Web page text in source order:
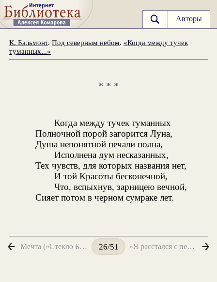
Авторы
К. Бальмонт.Под северным небом. «Когда между тучек
туманных...»
* * *
Когда между тучек туманных
Полночной порой загорится Луна,
Душа непонятной печали полна,
Исполнена дум несказанных,
Тех чувств, для которых названия нет,
И той Красоты бесконечной,
Что, вспыхнув, зарницею вечной,
Сияет потом в черном сумраке лет.
Мечта («Стекло Балтийских вод под ветром чуть дрожало...») 26/51 «Я расстался с печальной Луною...»